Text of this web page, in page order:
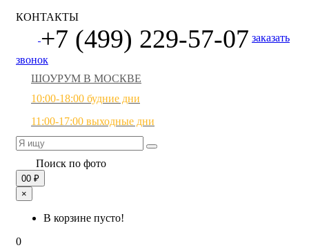
КОНТАКТЫ
+7 (499) 229-57-07 заказать
звонок
ШОУРУМ В МОСКВЕ
10:00-18:00 будние дни
11:00-17:00 выходные дни
Поиск по фото
00 ₽
×
В корзине пусто!
0